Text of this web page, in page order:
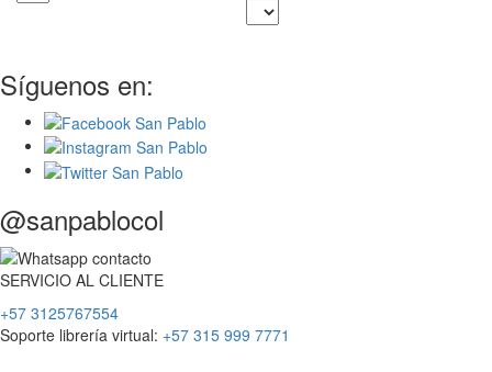
Síguenos en:
@sanpablocol
SERVICIO AL CLIENTE
+57 3125767554
Soporte librería virtual: +57 315 999 7771